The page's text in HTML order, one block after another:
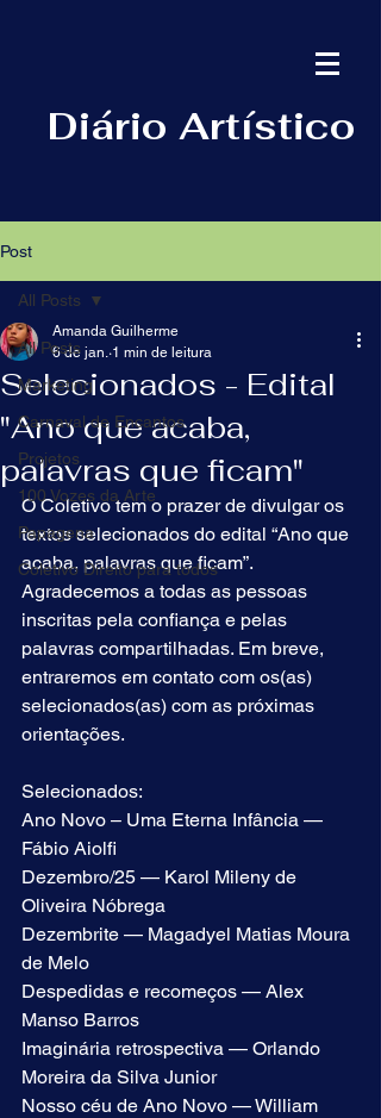
Diário Artístico
Log In
Post
All Posts
Marketing
Carnaval de Encantos
Projetos
100 Vozes da Arte
Papagena
Coletivo Direito para todos
All Posts
Selecionados - Edital
"Ano que acaba,
palavras que ficam"
Amanda Guilherme
6 de jan. 1 min de leitura
O Coletivo tem o prazer de divulgar os
textos selecionados do edital “Ano que
acaba, palavras que ficam”.
Agradecemos a todas as pessoas
inscritas pela confiança e pelas
palavras compartilhadas. Em breve,
entraremos em contato com os(as)
selecionados(as) com as próximas
orientações.
Selecionados:
Ano Novo – Uma Eterna Infância —
Fábio Aiolfi
Dezembro/25 — Karol Mileny de
Oliveira Nóbrega
Dezembrite — Magadyel Matias Moura
de Melo
Despedidas e recomeços — Alex
Manso Barros
Imaginária retrospectiva — Orlando
Moreira da Silva Junior
Nosso céu de Ano Novo — William